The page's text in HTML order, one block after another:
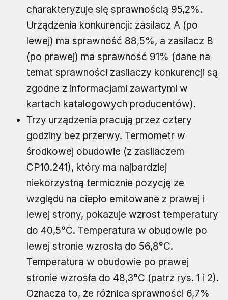
charakteryzuje się sprawnością 95,2%.
Urządzenia konkurencji: zasilacz A (po
lewej) ma sprawność 88,5%, a zasilacz B
(po prawej) ma sprawność 91% (dane na
temat sprawności zasilaczy konkurencji są
zgodne z informacjami zawartymi w
kartach katalogowych producentów).
Trzy urządzenia pracują przez cztery
godziny bez przerwy. Termometr w
środkowej obudowie (z zasilaczem
CP10.241), który ma najbardziej
niekorzystną termicznie pozycję ze
względu na ciepło emitowane z prawej i
lewej strony, pokazuje wzrost temperatury
do 40,5°C. Temperatura w obudowie po
lewej stronie wzrosła do 56,8°C.
Temperatura w obudowie po prawej
stronie wzrosła do 48,3°C (patrz rys. 1 i 2).
Oznacza to, że różnica sprawności 6,7%